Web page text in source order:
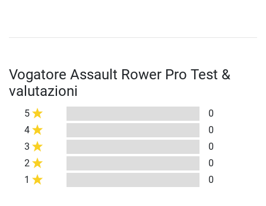
Vogatore Assault Rower Pro Test &
valutazioni
5
0
4
0
3
0
2
0
1
0